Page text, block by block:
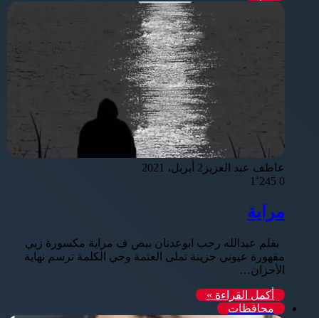
عاطف عبد العزيز 2 أبريل، 2021
0
مراية
بقلم عبدالله رجب ابوعدنان ببص ف مراية مكسورة زيي
مقهورة عيوني حزينة تملى العتمة وحي الكلمة ترسم نهاية
الأحزان…
أكمل القراءة »
محافظات